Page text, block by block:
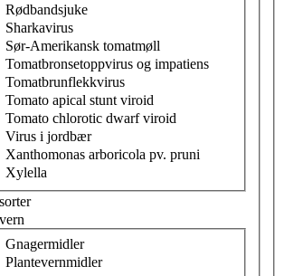
Rødbandsjuke
Sharkavirus
Sør-Amerikansk tomatmøll
Tomatbronsetoppvirus og impatiens
Tomatbrunflekkvirus
Tomato apical stunt viroid
Tomato chlorotic dwarf viroid
Virus i jordbær
Xanthomonas arboricola pv. pruni
Xylella
tema innen plantevern
Gnagermidler
Plantevernmidler